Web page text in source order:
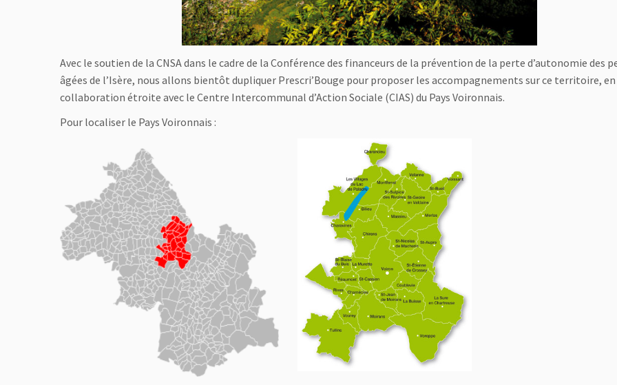
Avec le soutien de la CNSA dans le cadre de la Conférence des financeurs de la prévention de la perte d’autonomie des
âgées de l’Isère, nous allons bientôt dupliquer Prescri’Bouge pour proposer les accompagnements sur ce territoire, en
collaboration étroite avec le Centre Intercommunal d’Action Sociale (CIAS) du Pays Voironnais.
Pour localiser le Pays Voironnais :